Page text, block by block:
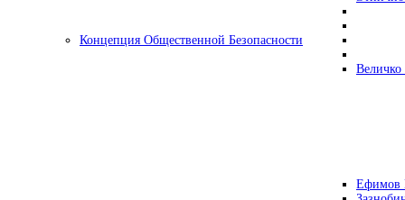
Концепция Общественной Безопасности
Ефимов